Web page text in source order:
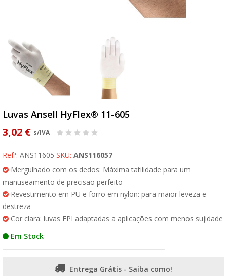
Luvas Ansell HyFlex® 11-605
3,02 € s/IVA
Refª: ANS11605 SKU: ANS116057
Mergulhado com os dedos: Máxima tatilidade para um
manuseamento de precisão perfeito
Revestimento em PU e forro em nylon: para maior leveza e
destreza
Cor clara: luvas EPI adaptadas a aplicações com menos sujidade
Em Stock
Entrega Grátis - Saiba como!